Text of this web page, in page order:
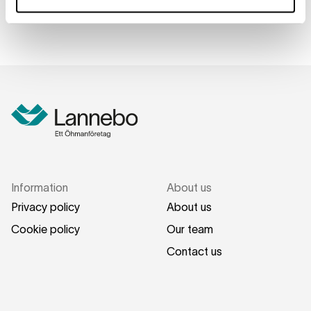
Information
Privacy policy
Cookie policy
About us
About us
Our team
Contact us